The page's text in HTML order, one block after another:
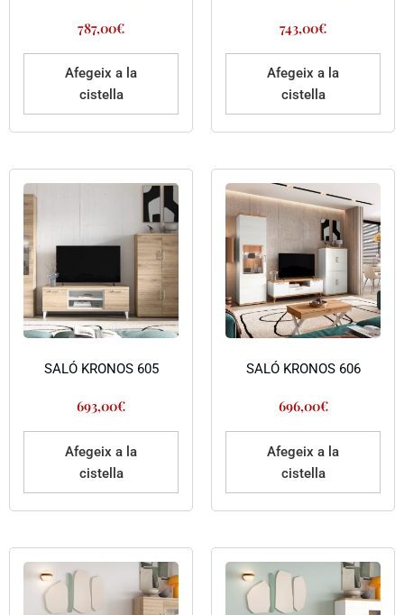
787,00€
Afegeix a la
cistella
743,00€
Afegeix a la
cistella
SALÓ KRONOS 605
693,00€
Afegeix a la
cistella
SALÓ KRONOS 606
696,00€
Afegeix a la
cistella